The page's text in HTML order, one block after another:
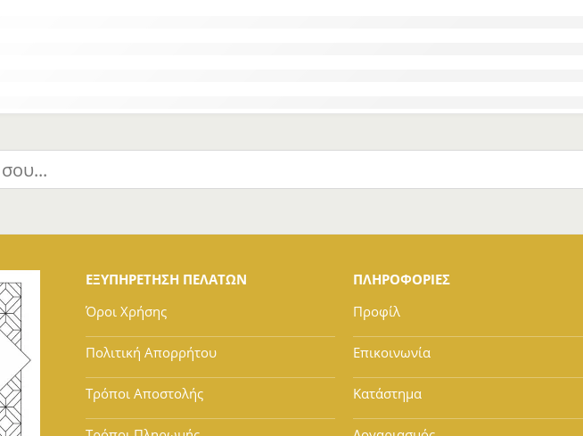
ΕΞΥΠΗΡΕΤΗΣΗ ΠΕΛΑΤΩΝ
Όροι Χρήσης
Πολιτική Απορρήτου
Τρόποι Αποστολής
ΠΛΗΡΟΦΟΡΙΕΣ
Προφίλ
Επικοινωνία
Κατάστημα